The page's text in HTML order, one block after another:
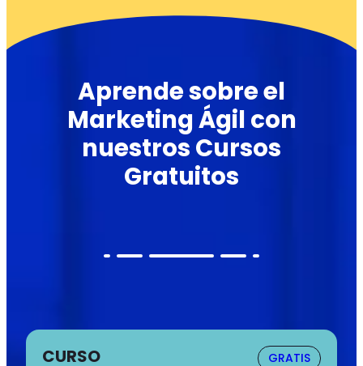
Aprende sobre el
Marketing Ágil con
nuestros Cursos
Gratuitos
CURSO GRATIS